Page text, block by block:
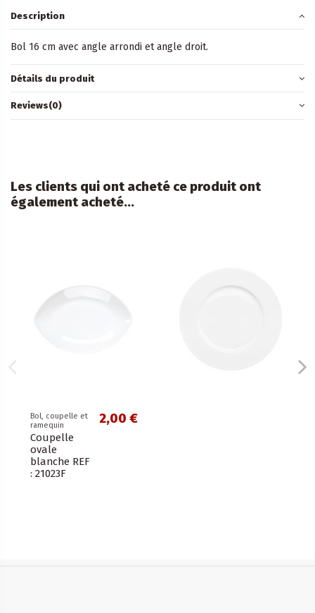
Description
Bol 16 cm avec angle arrondi et angle droit.
Détails du produit
Reviews(0)
Les clients qui ont acheté ce produit ont
également acheté...
Bol, coupelle et
ramequin
Coupelle
ovale
blanche REF
: 21023F
2,00 €